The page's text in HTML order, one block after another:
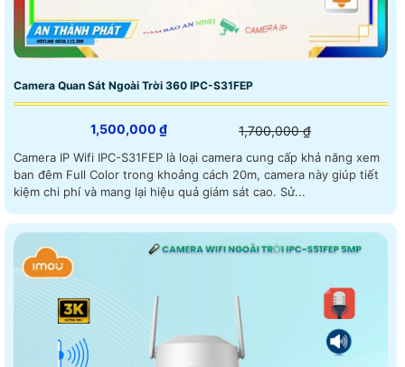
Camera Quan Sát Ngoài Trời 360 IPC-S31FEP
1,500,000 ₫ 1,700,000 ₫
Camera IP Wifi IPC-S31FEP là loại camera cung cấp khả năng xem
ban đêm Full Color trong khoảng cách 20m, camera này giúp tiết
kiệm chi phí và mang lại hiệu quả giám sát cao. Sử...